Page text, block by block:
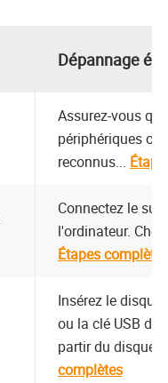
Dépannage
Assurez-vous
périphériques
reconnus...
Connectez le
l'ordinateur.
Étapes complètes
Insérez le
ou la clé USB
partir du disque
complètes